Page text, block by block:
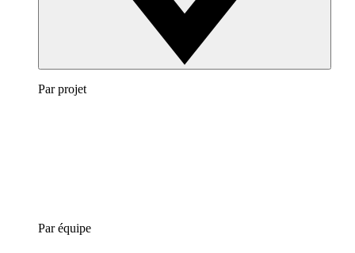
Par projet
Par équipe